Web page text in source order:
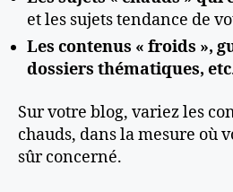
et les sujets tendance de
Les contenus « froids »,
dossiers thématiques, etc
Sur votre blog, variez les
chauds, dans la mesure où
sûr concerné.